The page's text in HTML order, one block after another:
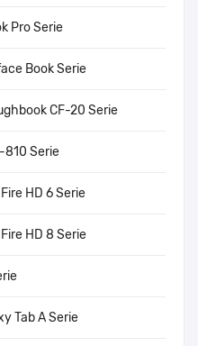
Pro Serie
Book Serie
CF-20 Serie
810 Serie
HD 6 Serie
HD 8 Serie
Tab A Serie